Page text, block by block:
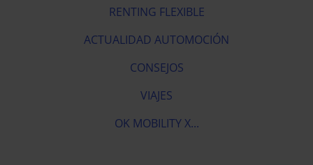
RENTING FLEXIBLE
ACTUALIDAD AUTOMOCIÓN
CONSEJOS
VIAJES
OK MOBILITY X...